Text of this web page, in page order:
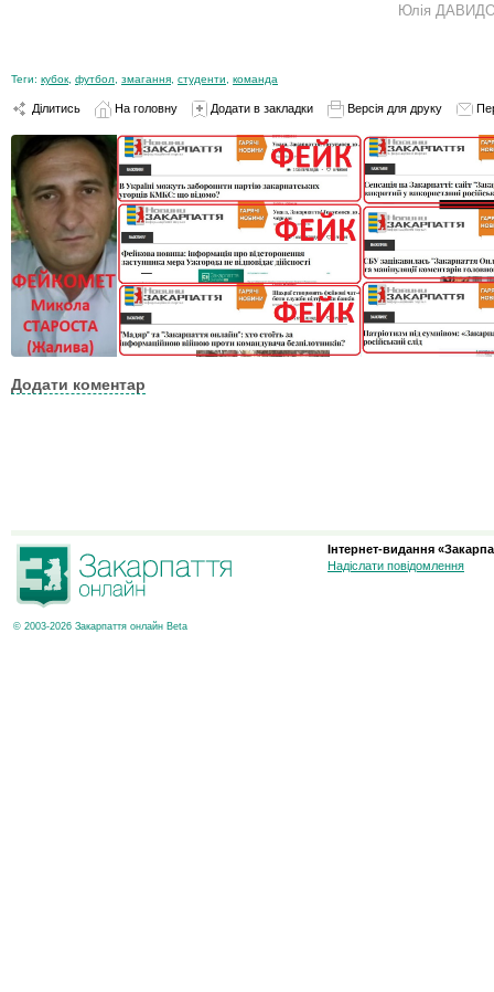
Юлія
Теги: кубок футбол змагання студенти команда
Ділитись На головну Додати в закладки Версія для друку
Додати коментар
© 2003-2026 Закарпаття онлайн Beta
Інтернет-видання
Надіслати повідомлення